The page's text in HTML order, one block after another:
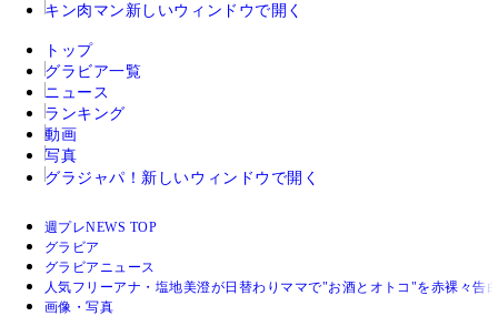
キン肉マン 新しいウィンドウで開く
トップ
グラビア一覧
ニュース
ランキング
動画
写真
グラジャパ！ 新しいウィンドウで開く
週プレNEWS TOP
グラビア
グラビアニュース
人気フリーアナ・塩地美澄が日替わりママで"お酒とオトコ"を赤裸々告
画像・写真